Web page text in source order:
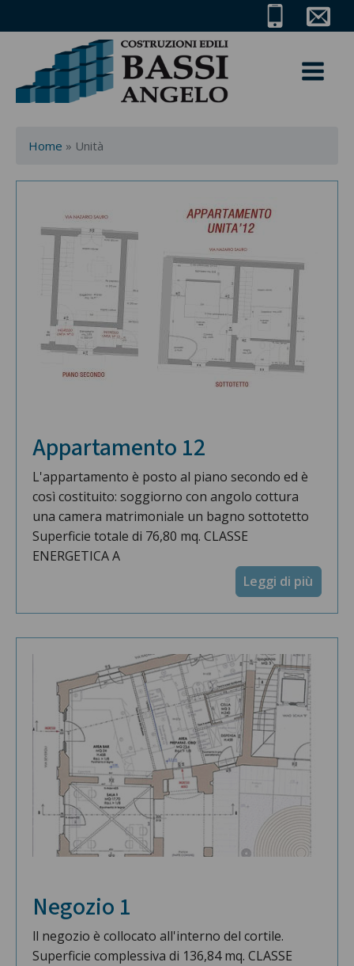
Home » Unità
Appartamento 12
L'appartamento è posto al piano secondo ed è
così costituito: soggiorno con angolo cottura
una camera matrimoniale un bagno sottotetto
Superficie totale di 76,80 mq. CLASSE
ENERGETICA A
Leggi di più
Negozio 1
ll negozio è collocato all'interno del cortile.
Superficie complessiva di 136,84 mq. CLASSE